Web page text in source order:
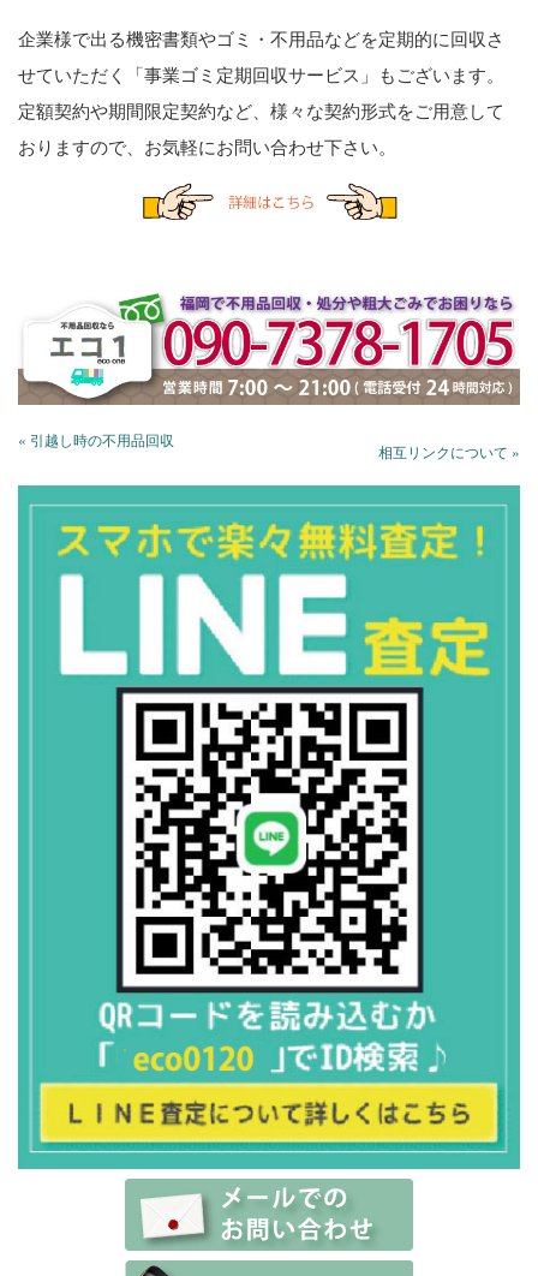
企業様で出る機密書類やゴミ・不用品などを定期的に回収さ
せていただく「事業ゴミ定期回収サービス」もございます。
定額契約や期間限定契約など、様々な契約形式をご用意して
おりますので、お気軽にお問い合わせ下さい。
« 引越し時の不用品回収
相互リンクについて »